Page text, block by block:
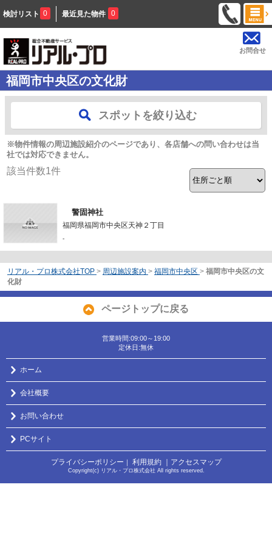
検討リスト 0 最近見た物件 0
お問合せ
福岡市中央区の文化財
スポットを絞り込む
※物件情報の周辺施設紹介のページであり、各店舗への問い合わせは当
社では対応できません。
該当件数1件
警固神社
福岡県福岡市中央区天神２丁目
-
リアル・プロ株式会社TOP > 周辺施設案内 > 福岡市中央区 > 福岡市中央区の文
化財
ページトップに戻る
営業時間:09:00～19:00
定休日:無休
ホーム
会社概要
お問い合わせ
PCサイト
プライバシーポリシー ｜ 利用規約 ｜アクセスマップ
Copyright(c) リアル・プロ株式会社 All rights reserved.